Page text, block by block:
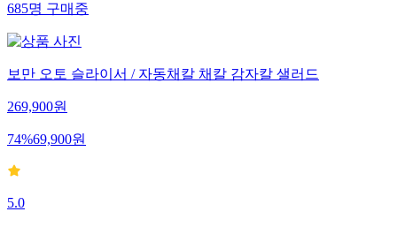
685명구매중
보만 오토 슬라이서 / 자동채칼 채칼 감자칼 샐러드
269,900원
74%69,900원
5.0